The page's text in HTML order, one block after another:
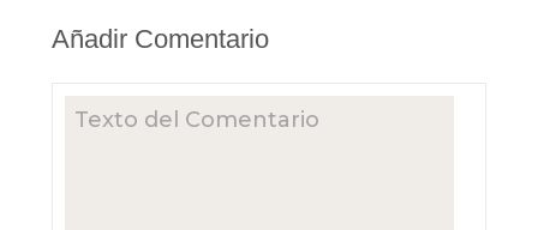
Añadir Comentario